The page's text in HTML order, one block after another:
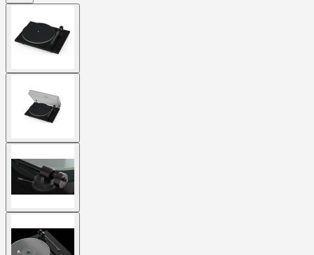
larger
image
larger
image
larger
image
larger
image